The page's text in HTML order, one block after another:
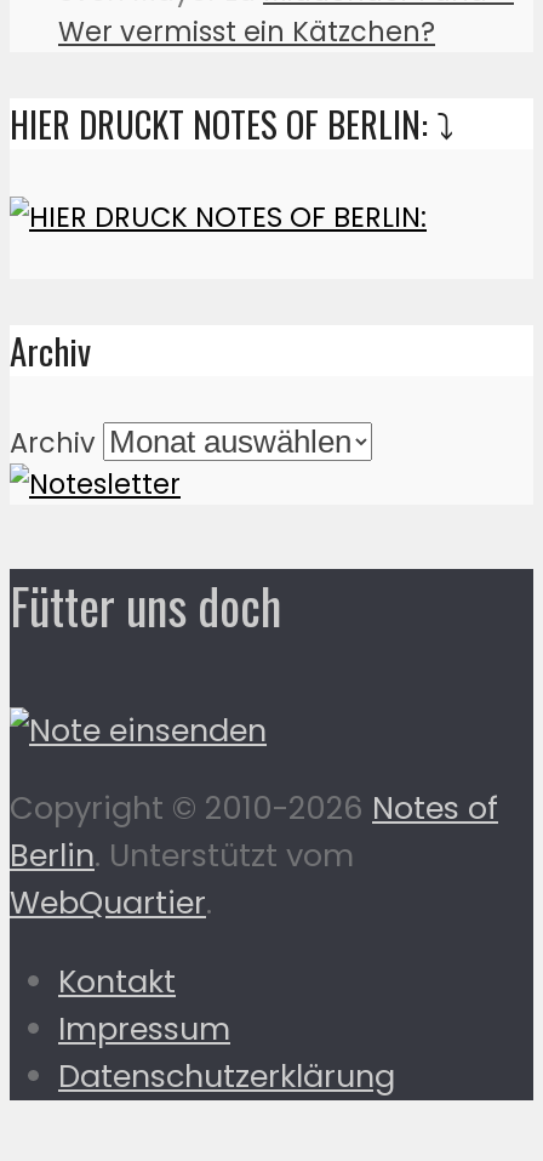
Wer vermisst ein Kätzchen?
HIER DRUCKT NOTES OF BERLIN: ⤵️
Archiv
Archiv
Fütter uns doch
Copyright © 2010-2026 Notes of
Berlin. Unterstützt vom
WebQuartier.
Kontakt
Impressum
Datenschutzerklärung